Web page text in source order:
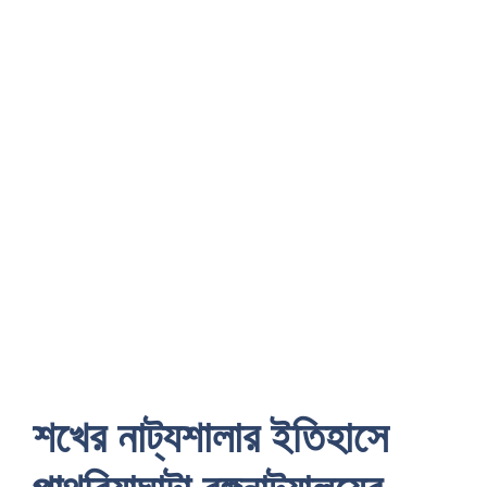
শখের নাট্যশালার ইতিহাসে